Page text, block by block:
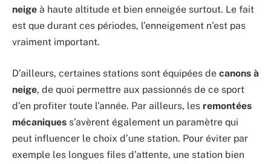
neige à haute altitude et bien enneigée surtout. Le fait
est que durant ces périodes, l’enneigement n’est pas
vraiment important.
D’ailleurs, certaines stations sont équipées de canons à
neige, de quoi permettre aux passionnés de ce sport
d’en profiter toute l’année. Par ailleurs, les remontées
mécaniques s’avèrent également un paramètre qui
peut influencer le choix d’une station. Pour éviter par
exemple les longues files d’attente, une station bien